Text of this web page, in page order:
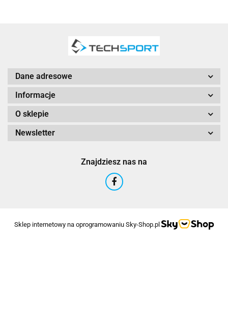
Dane adresowe
Informacje
O sklepie
Newsletter
Znajdziesz nas na
Sklep internetowy na oprogramowaniu Sky-Shop.pl